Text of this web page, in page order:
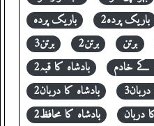
باریک پردہ
باریک پردہ2
برتن3
برتن2 برتن
بادشاہ کا قبہ2
کے خادم
بادشاہ کا دربان2
بادشاہ کا محافظ2
دربان